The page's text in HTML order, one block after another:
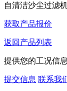
自清洁沙尘过滤
获取产品报价
返回产品列表
提供您的工况信
提交信息 联系我